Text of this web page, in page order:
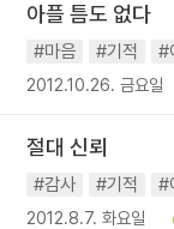
아플 틈도 없다
#마음 #기적 #
2012.10.26. 금요일
절대 신뢰
#감사 #기적 #
2012.8.7. 화요일